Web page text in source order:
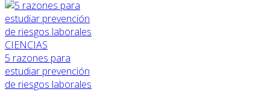
CIENCIAS
5 razones para
estudiar prevención
de riesgos laborales